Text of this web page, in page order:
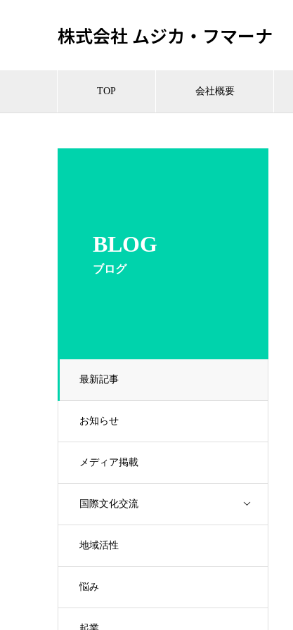
株式会社 ムジカ・フマーナ
TOP 会社概要
BLOG
ブログ
最新記事
お知らせ
メディア掲載
国際文化交流
地域活性
悩み